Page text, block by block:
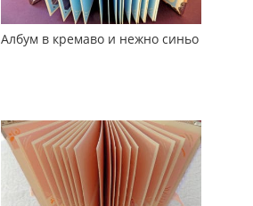
Албум в кремаво и нежно синьо